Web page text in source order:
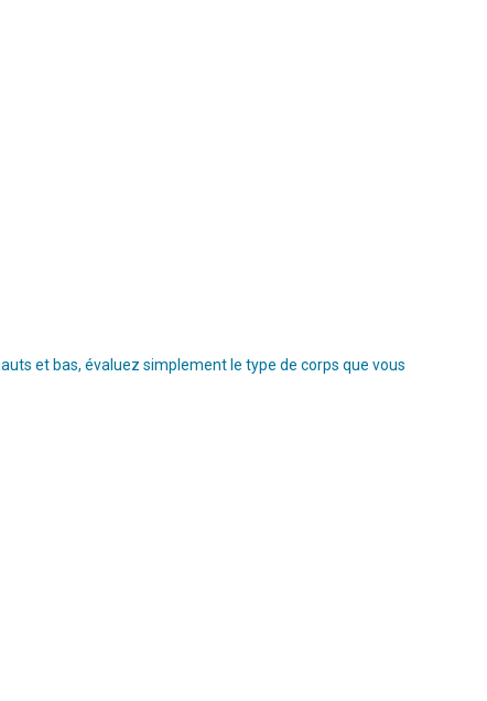
et bas, évaluez simplement le type de corps que vous